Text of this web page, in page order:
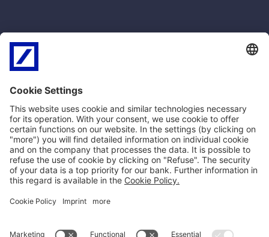
Normative e
norme
contrattuali
MiFID
SEPA
PSD2
Privacy
Policy Cookie
Impostazioni Cookie
Norme Contrattuali
Reclami ricorsi e
conciliazione
Arbitro Controversie
Finanziarie